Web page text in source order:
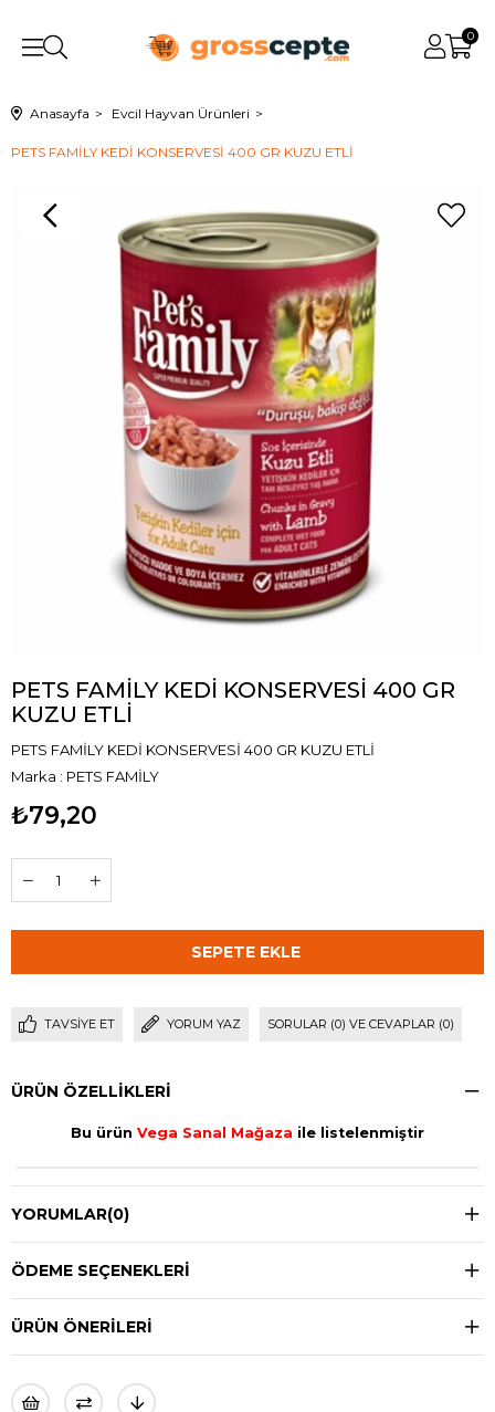
0
Anasayfa Evcil Hayvan Ürünleri
PETS FAMİLY KEDİ KONSERVESİ 400 GR KUZU ETLİ
PETS FAMİLY KEDİ KONSERVESİ 400 GR
KUZU ETLİ
PETS FAMİLY KEDİ KONSERVESİ 400 GR KUZU ETLİ
Marka : PETS FAMİLY
₺79,20
TAVSIYE ET YORUM YAZ SORULAR (0) VE CEVAPLAR (0)
ÜRÜN ÖZELLIKLERI
Bu ürün Vega Sanal Mağaza ile listelenmiştir
YORUMLAR(0)
ÖDEME SEÇENEKLERI
ÜRÜN ÖNERILERI